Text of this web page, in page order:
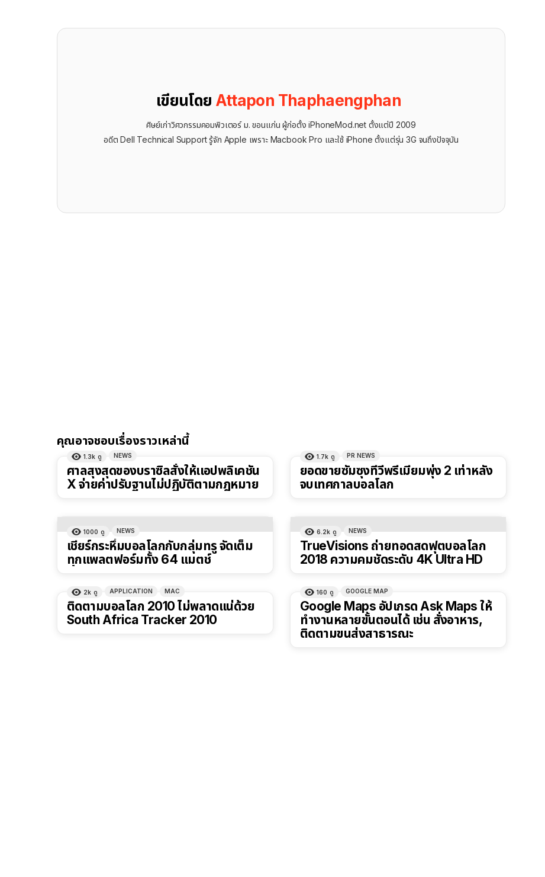
เขียนโดย Attapon Thaphaengphan
ศิษย์เก่าวิศวกรรมคอมพิวเตอร์ ม. ขอนแก่น ผู้ก่อตั้ง iPhoneMod.net ตั้งแต่ปี 2009
อดีต Dell Technical Support รู้จัก ​Apple เพราะ Macbook Pro และใช้ iPhone ตั้งแต่รุ่น 3G จนถึงปัจจุบัน
คุณอาจชอบเรื่องราวเหล่านี้
1.3k ดู NEWS
ศาลสุงสุดของบราซิลสั่งให้เเอปพลิเคชัน
X จ่ายค่าปรับฐานไม่ปฏิบัติตามกฎหมาย
1.7k ดู PR NEWS
ยอดขายซัมซุงทีวีพรีเมียมพุ่ง 2 เท่าหลัง
จบเทศกาลบอลโลก
1000 ดู NEWS
เชียร์กระหึ่มบอลโลกกับกลุ่มทรู จัดเต็ม
ทุกแพลตฟอร์มทั้ง 64 แมตช์
6.2k ดู NEWS
TrueVisions ถ่ายทอดสดฟุตบอลโลก
2018 ความคมชัดระดับ 4K Ultra HD
2k ดู APPLICATION MAC
ติดตามบอลโลก 2010 ไม่พลาดแน่ด้วย
South Africa Tracker 2010
160 ดู GOOGLE MAP
Google Maps อัปเกรด Ask Maps ให้
ทำงานหลายขั้นตอนได้ เช่น สั่งอาหาร,
ติดตามขนส่งสาธารณะ